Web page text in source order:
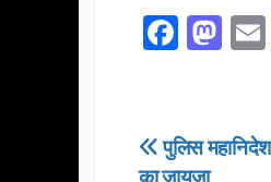
F
e
b
M
o
Post
पुलिस
का जायजा